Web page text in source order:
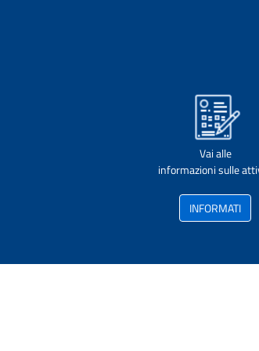
Vai alle
informazioni sulle
INFORMATI